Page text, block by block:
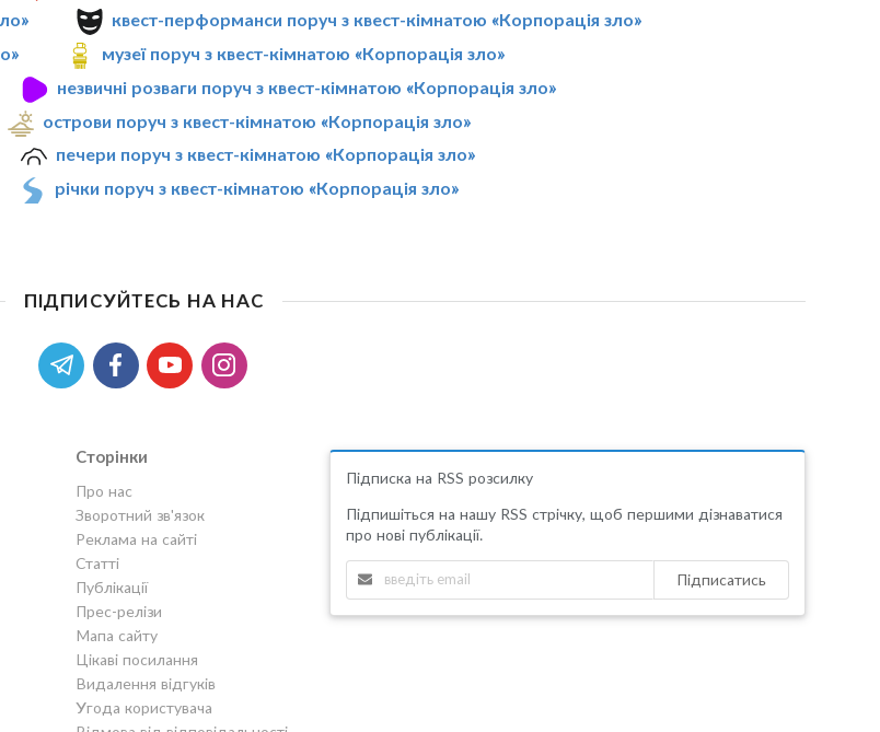
квест-перформанси поруч з квест-кімнатою «Корпорація зло»
музеї поруч з квест-кімнатою «Корпорація зло»
незвичні розваги поруч з квест-кімнатою «Корпорація зло»
острови поруч з квест-кімнатою «Корпорація зло»
печери поруч з квест-кімнатою «Корпорація зло»
річки поруч з квест-кімнатою «Корпорація зло»
ПІДПИСУЙТЕСЬ НА НАС
Сторінки
Про нас
Зворотний зв'язок
Реклама на сайті
Статті
Публікації
Прес-релізи
Мапа сайту
Цікаві посилання
Видалення відгуків
Угода користувача
Підписка на RSS розсилку
Підпишіться на нашу RSS стрічку, щоб першими дізнаватися
про нові публікації.
Підписатись